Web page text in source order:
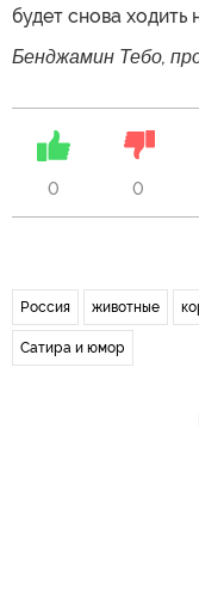
будет снова ходить
Бенджамин Тебо,
0 0
Россия животные
Сатира и юмор